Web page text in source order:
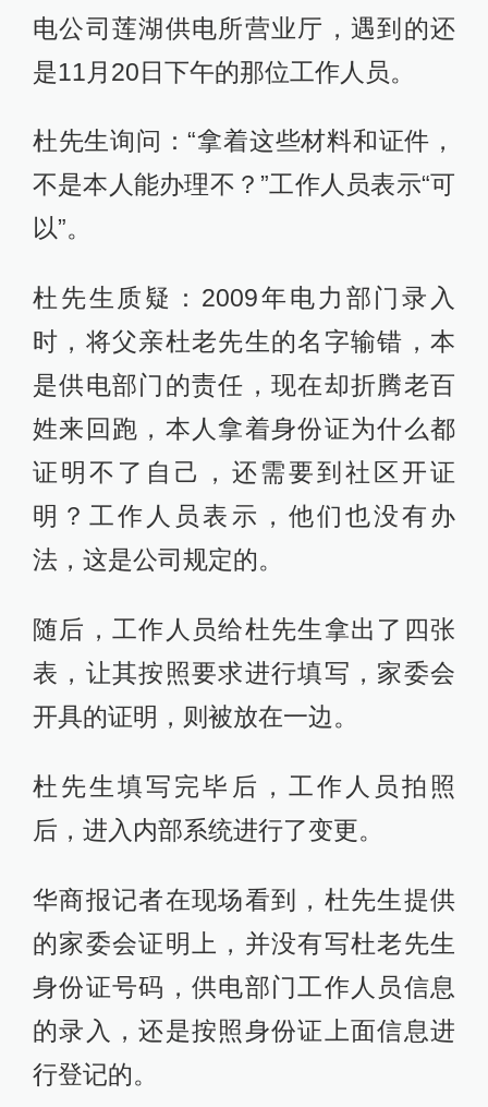
电公司莲湖供电所营业厅，遇到的还
是11月20日下午的那位工作人员。
杜先生询问：“拿着这些材料和证件，
不是本人能办理不？”工作人员表示“可
以”。
杜先生质疑：2009年电力部门录入
时，将父亲杜老先生的名字输错，本
是供电部门的责任，现在却折腾老百
姓来回跑，本人拿着身份证为什么都
证明不了自己，还需要到社区开证
明？工作人员表示，他们也没有办
法，这是公司规定的。
随后，工作人员给杜先生拿出了四张
表，让其按照要求进行填写，家委会
开具的证明，则被放在一边。
杜先生填写完毕后，工作人员拍照
后，进入内部系统进行了变更。
华商报记者在现场看到，杜先生提供
的家委会证明上，并没有写杜老先生
身份证号码，供电部门工作人员信息
的录入，还是按照身份证上面信息进
行登记的。